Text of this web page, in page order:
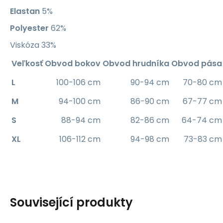
Elastan 5%
Polyester 62%
Viskóza 33%
Veľkosť Obvod bokov Obvod hrudníka Obvod pása
L
100-106 cm 90-94 cm
70-80 cm
M
94-100 cm 86-90 cm
67-77 cm
S
88-94 cm 82-86 cm
64-74 cm
XL
106-112 cm 94-98 cm 73-83 cm
Související produkty